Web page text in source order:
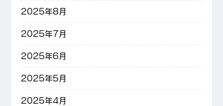
2025年8月
2025年7月
2025年6月
2025年5月
2025年4月